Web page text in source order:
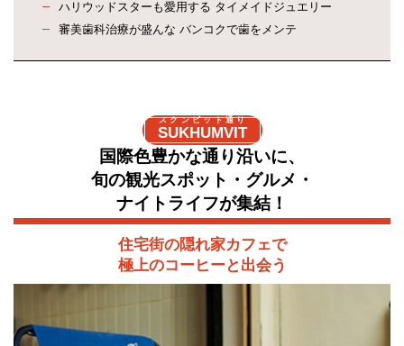
ハリウッドスターも愛用する タイメイドジュエリー
審美歯科治療が盛んな バンコクで歯をメンテ
SUKHUMVIT
スクンビット通り
国際色豊かな通り沿いに、
旬の観光スポット・グルメ・
ナイトライフが集結！
住宅街の隠れ家カフェで
極上のコーヒーと出会う